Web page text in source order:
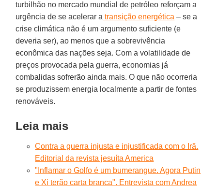
turbilhão no mercado mundial de petróleo reforçam a
urgência de se acelerar a transição energética – se a
crise climática não é um argumento suficiente (e
deveria ser), ao menos que a sobrevivência
econômica das nações seja. Com a volatilidade de
preços provocada pela guerra, economias já
combalidas sofrerão ainda mais. O que não ocorreria
se produzissem energia localmente a partir de fontes
renováveis.
Leia mais
Contra a guerra injusta e injustificada com o Irã.
Editorial da revista jesuíta America
"Inflamar o Golfo é um bumerangue. Agora Putin
e Xi terão carta branca". Entrevista com Andrea